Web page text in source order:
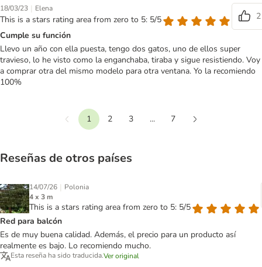
18/03/23 | Elena
This is a stars rating area from zero to 5: 5/5
2
Cumple su función
Llevo un año con ella puesta, tengo dos gatos, uno de ellos super
travieso, lo he visto como la enganchaba, tiraba y sigue resistiendo. Voy
a comprar otra del mismo modelo para otra ventana. Yo la recomiendo
100%
Anterior
1 2 3 ...
7
Reseñas de otros países
14/07/26 | Polonia
4 x 3 m
This is a stars rating area from zero to 5: 5/5
Red para balcón
Es de muy buena calidad. Además, el precio para un producto así
realmente es bajo. Lo recomiendo mucho.
Esta reseña ha sido traducida.Ver original